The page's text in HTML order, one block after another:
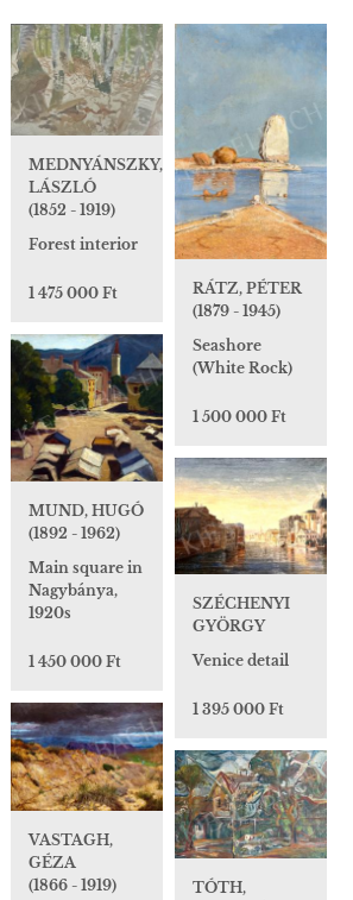
MEDNYÁNSZKY,
LÁSZLÓ
(1852 - 1919)
Forest interior
1 475 000 Ft
RÁTZ, PÉTER
(1879 - 1945)
Seashore
(White Rock)
1 500 000 Ft
MUND, HUGÓ
(1892 - 1962)
Main square in
Nagybánya,
1920s
1 450 000 Ft
SZÉCHENYI
GYÖRGY
Venice detail
1 395 000 Ft
VASTAGH,
GÉZA
(1866 - 1919)
TÓTH,